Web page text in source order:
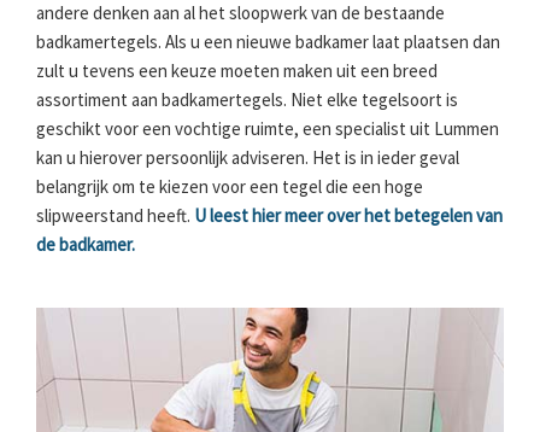
andere denken aan al het sloopwerk van de bestaande
badkamertegels. Als u een nieuwe badkamer laat plaatsen dan
zult u tevens een keuze moeten maken uit een breed
assortiment aan badkamertegels. Niet elke tegelsoort is
geschikt voor een vochtige ruimte, een specialist uit Lummen
kan u hierover persoonlijk adviseren. Het is in ieder geval
belangrijk om te kiezen voor een tegel die een hoge
slipweerstand heeft. U leest hier meer over het betegelen van
de badkamer.